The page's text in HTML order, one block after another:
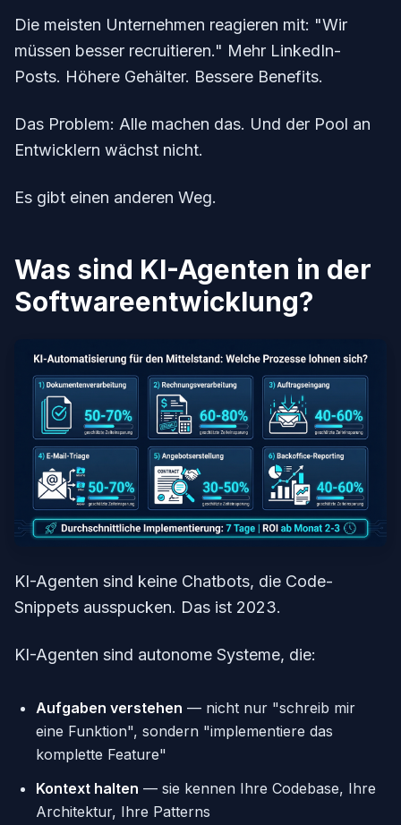
Die meisten Unternehmen reagieren mit: "Wir
müssen besser recruitieren." Mehr LinkedIn-
Posts. Höhere Gehälter. Bessere Benefits.
Das Problem: Alle machen das. Und der Pool an
Entwicklern wächst nicht.
Es gibt einen anderen Weg.
Was sind KI-Agenten in der
Softwareentwicklung?
KI-Agenten sind keine Chatbots, die Code-
Snippets ausspucken. Das ist 2023.
KI-Agenten sind autonome Systeme, die:
Aufgaben verstehen — nicht nur "schreib mir
eine Funktion", sondern "implementiere das
komplette Feature"
Kontext halten — sie kennen Ihre Codebase, Ihre
Architektur, Ihre Patterns